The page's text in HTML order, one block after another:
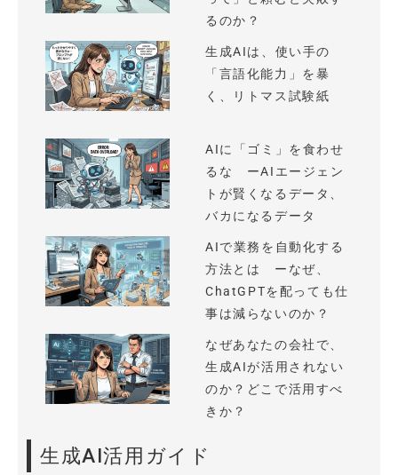
るのか？
生成AIは、使い手の
「言語化能力」を暴
く、リトマス試験紙
AIに「ゴミ」を食わせ
るな ーAIエージェン
トが賢くなるデータ、
バカになるデータ
AIで業務を自動化する
方法とは ーなぜ、
ChatGPTを配っても仕
事は減らないのか？
なぜあなたの会社で、
生成AIが活用されない
のか？どこで活用すべ
きか？
生成AI活用ガイド